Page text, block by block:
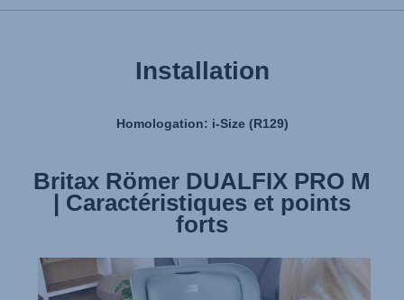
Installation
Homologation: i-Size (R129)
Britax Römer DUALFIX PRO M
| Caractéristiques et points
forts
Britax Römer DUALFIX PRO M
| Installation